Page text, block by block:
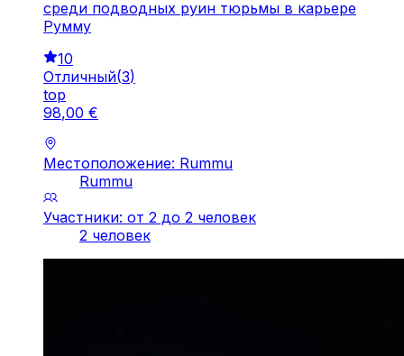
среди подводных руин тюрьмы в карьере
Румму
10
Отличный(3)
top
98,00 €
Местоположение: Rummu
Rummu
Участники: от 2 до 2 человек
2 человек